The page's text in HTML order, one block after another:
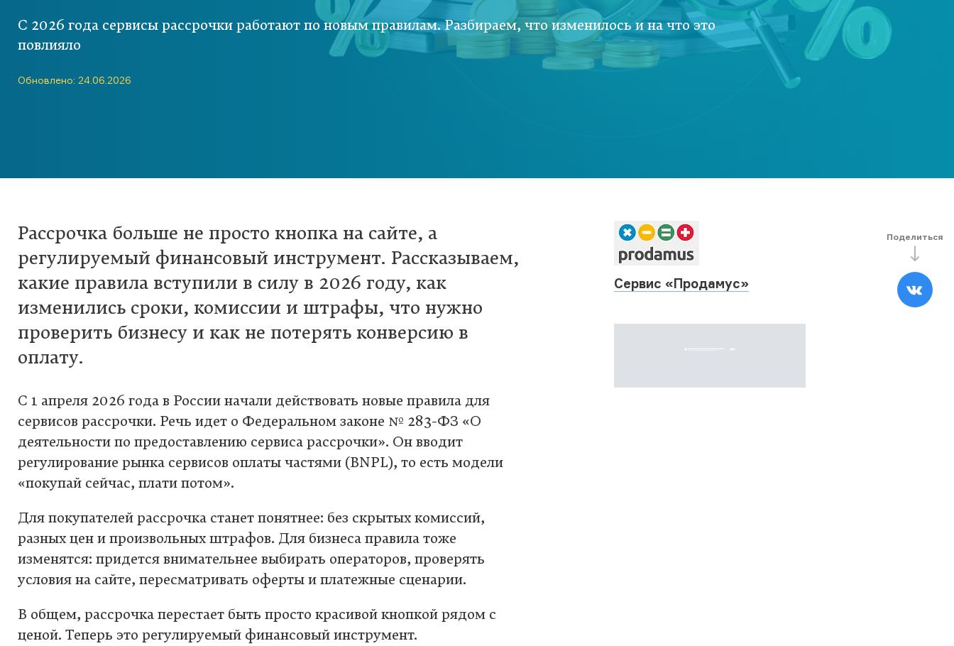
С 2026 года сервисы рассрочки работают по новым правилам. Разбираем, что изменилось и на что это
повлияло
Обновлено: 24.06.2026
Рассрочка больше не просто кнопка на сайте, а
регулируемый финансовый инструмент. Рассказываем,
какие правила вступили в силу в 2026 году, как
изменились сроки, комиссии и штрафы, что нужно
проверить бизнесу и как не потерять конверсию в
оплату.
Сервис «Продамус»
С 1 апреля 2026 года в России начали действовать новые правила для
сервисов рассрочки. Речь идет о Федеральном законе № 283-ФЗ «О
деятельности по предоставлению сервиса рассрочки». Он вводит
регулирование рынка сервисов оплаты частями (BNPL), то есть модели
«покупай сейчас, плати потом».
Для покупателей рассрочка станет понятнее: без скрытых комиссий,
разных цен и произвольных штрафов. Для бизнеса правила тоже
изменятся: придется внимательнее выбирать операторов, проверять
условия на сайте, пересматривать оферты и платежные сценарии.
В общем, рассрочка перестает быть просто красивой кнопкой рядом с
ценой. Теперь это регулируемый финансовый инструмент.
Поделиться